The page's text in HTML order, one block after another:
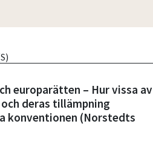
europarätten – Hur vissa av
deras tillämpning
konventionen (Norstedts